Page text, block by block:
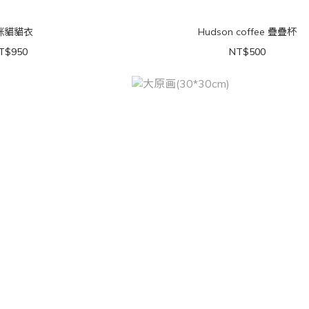
貓貓衣
Hudson coffee 疊疊杯
NT$500